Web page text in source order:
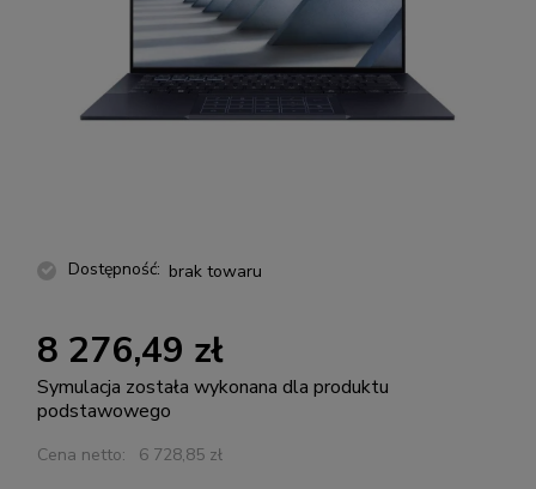
Dostępność: brak towaru
8 276,49 zł
Symulacja została wykonana dla produktu
podstawowego
Cena netto: 6 728,85 zł